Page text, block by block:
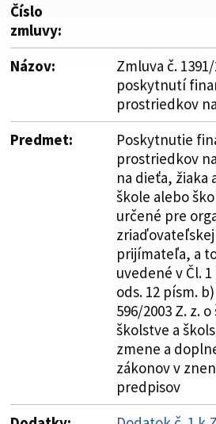
Číslo
zmluvy:
Názov:
Zmluva č.
poskytnutí
prostriedkov
Predmet:
Poskytnutie
prostriedkov
na dieťa, žiaka
škole alebo
určené pre
prijímateľa, a
uvedené v Čl.
ods. 12 písm.
596/2003 Z. z.
školstve a
zmene a
zákonov v
predpisov